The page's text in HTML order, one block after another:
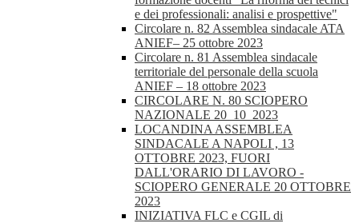
e dei professionali: analisi e prospettive"
Circolare n. 82 Assemblea sindacale ATA
ANIEF– 25 ottobre 2023
Circolare n. 81 Assemblea sindacale
territoriale del personale della scuola
ANIEF – 18 ottobre 2023
CIRCOLARE N. 80 SCIOPERO
NAZIONALE 20_10_2023
LOCANDINA ASSEMBLEA
SINDACALE A NAPOLI , 13
OTTOBRE 2023, FUORI
DALL'ORARIO DI LAVORO -
SCIOPERO GENERALE 20 OTTOBRE
2023
INIZIATIVA FLC e CGIL di